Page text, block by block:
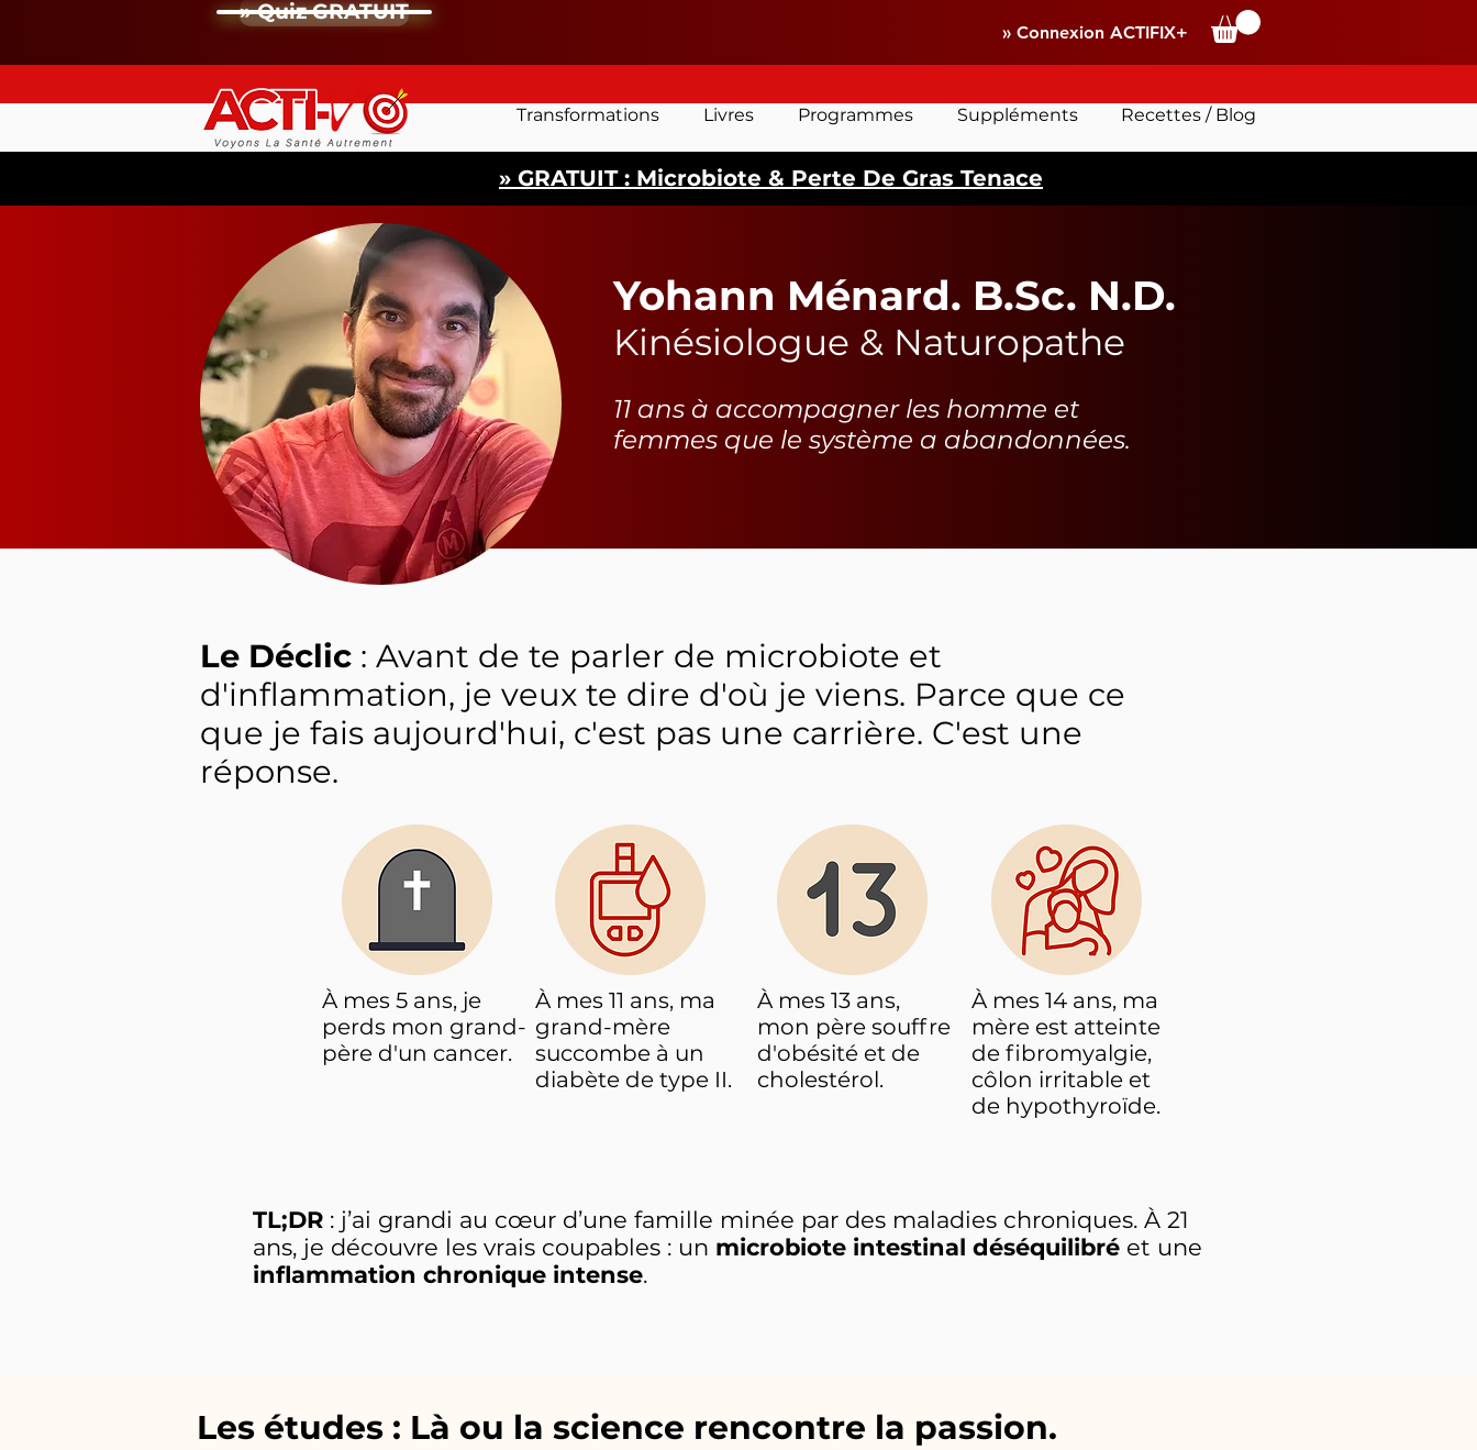
» Quiz GRATUIT
» Connexion ACTIFIX+
Transformations Livres Programmes Suppléments Recettes / Blog
» GRATUIT : Microbiote & Perte De Gras Tenace
Les Incriptions Se Terminent Le 29 Mars À 21H00 ...
Yohann Ménard. B.Sc. N.D.
Kinésiologue & Naturopathe
11 ans à accompagner les homme et
femmes que le système a abandonnées.
Le Déclic : Avant de te parler de microbiote et
d'inflammation, je veux te dire d'où je viens. Parce que ce
que je fais aujourd'hui, c'est pas une carrière. C'est une
réponse.
À mes 5 ans, je
perds mon grand-
père d'un cancer.
À mes 11 ans, ma
grand-mère
succombe à un
diabète de type II.
À mes 13 ans,
mon père souffre
d'obésité et de
cholestérol.
À mes 14 ans, ma
mère est atteinte
de fibromyalgie,
côlon irritable et
de hypothyroïde.
TL;DR : j’ai grandi au cœur d’une famille minée par des maladies chroniques. À 21
ans, je découvre les vrais coupables : un microbiote intestinal déséquilibré et une
inflammation chronique intense.
Les études : Là ou la science rencontre la passion.